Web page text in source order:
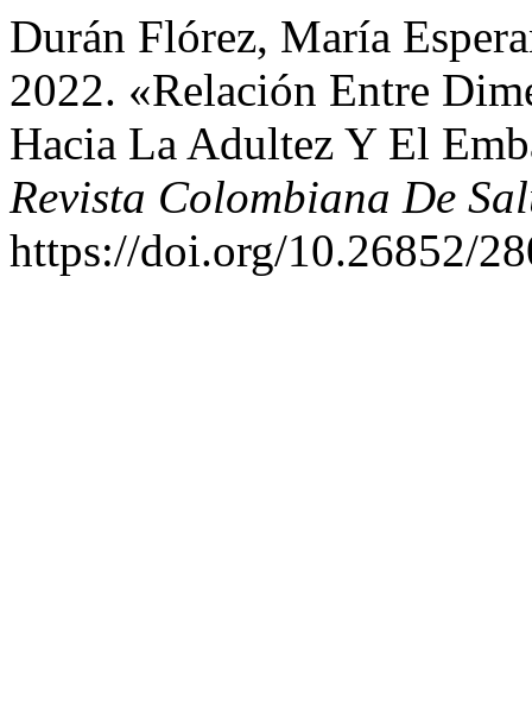
Durán Flórez, María
2022. «Relación Entre
Hacia La Adultez Y El
Revista Colombiana De
https://doi.org/10.26852/